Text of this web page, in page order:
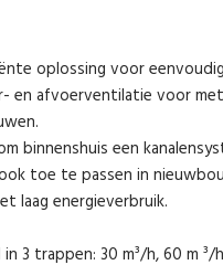
oplossing voor
en afvoerventilatie voor
binnenshuis een
toe te passen in
laag energieverbruik.
3 trappen: 30 m³/h, 60 m ³/